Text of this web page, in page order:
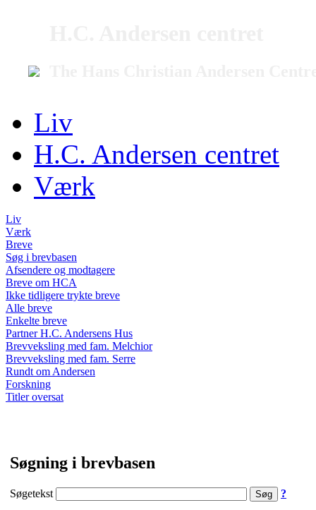
Liv
H.C. Andersen centret
Værk
Liv
Værk
Breve
Søg i brevbasen
Afsendere og modtagere
Breve om HCA
Ikke tidligere trykte breve
Alle breve
Enkelte breve
Partner H.C. Andersens Hus
Brevveksling med fam. Melchior
Brevveksling med fam. Serre
Rundt om Andersen
Forskning
Titler oversat
Søgning i brevbasen
Søgetekst ?